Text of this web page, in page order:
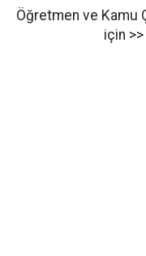
Öğretmen ve Kamu
için >>